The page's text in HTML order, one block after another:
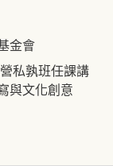
金會
私孰班任課講
與文化創意